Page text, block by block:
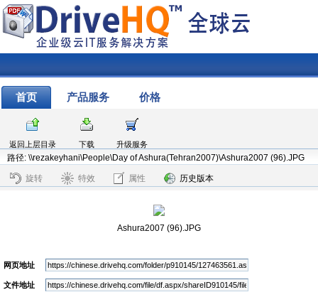
首页 产品服务 价格
返回上层目录 下载
升级服务
路径: \\rezakeyhani\People\Day of Ashura(Tehran2007)\Ashura2007 (96).JPG
旋转 特效 属性 历史版本
Ashura2007 (96).JPG
网页地址
文件地址